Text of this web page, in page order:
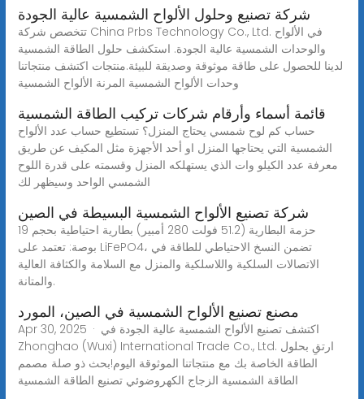
شركة تصنيع وحلول الألواح الشمسية عالية الجودة
تتخصص شركة China Prbs Technology Co., Ltd. في الألواح
والوحدات الشمسية عالية الجودة. استكشف حلول الطاقة الشمسية
لدينا للحصول على طاقة موثوقة وصديقة للبيئة.منتجات اكتشف منتجاتنا
وحدات الألواح الشمسية المرنة الألواح الشمسية
قائمة أسماء وأرقام شركات تركيب الطاقة الشمسية
حساب كم لوح شمسي يحتاج المنزل؟ تستطيع حساب عدد الألواح
الشمسية التي يحتاجها المنزل او أحد الأجهزة مثل المكيف عن طريق
معرفة عدد الكيلو وات الذي يستهلكه المنزل وقسمته على قدرة اللوح
الشمسي الواحد وسيظهر لك
شركة تصنيع الألواح الشمسية البسيطة في الصين
حزمة البطارية (51.2 فولت 280 أمبير) بطارية احتياطية بحجم 19
بوصة: تعتمد على LiFePO4، تضمن النسخ الاحتياطي للطاقة في
الاتصالات السلكية واللاسلكية والمنزل مع السلامة والكثافة العالية
والمتانة.
مصنع تصنيع الألواح الشمسية في الصين، المورد
Apr 30, 2025 · اكتشف تصنيع الألواح الشمسية عالية الجودة في
Zhonghao (Wuxi) International Trade Co., Ltd. ارتقِ بحلول
الطاقة الخاصة بك مع منتجاتنا الموثوقة اليوم!بحث ذو صلة مصمم
الطاقة الشمسية الزجاج الكهروضوئي تصنيع الطاقة الشمسية